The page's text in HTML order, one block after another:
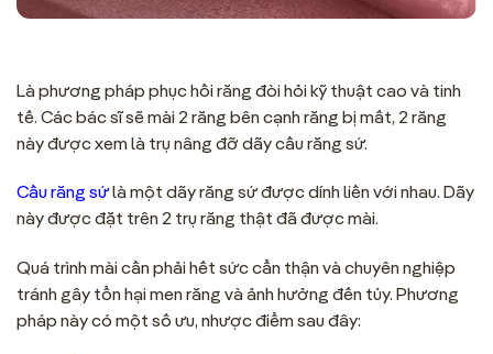
Là phương pháp phục hồi răng đòi hỏi kỹ thuật cao và tinh
tế. Các bác sĩ sẽ mài 2 răng bên cạnh răng bị mất, 2 răng
này được xem là trụ nâng đỡ dãy cầu răng sứ.
Cầu răng sứlà một dãy răng sứ được dính liền với nhau. Dãy
này được đặt trên 2 trụ răng thật đã được mài.
Quá trình mài cần phải hết sức cẩn thận và chuyên nghiệp
tránh gây tổn hại men răng và ảnh hưởng đến tủy. Phương
pháp này có một số ưu, nhược điểm sau đây: